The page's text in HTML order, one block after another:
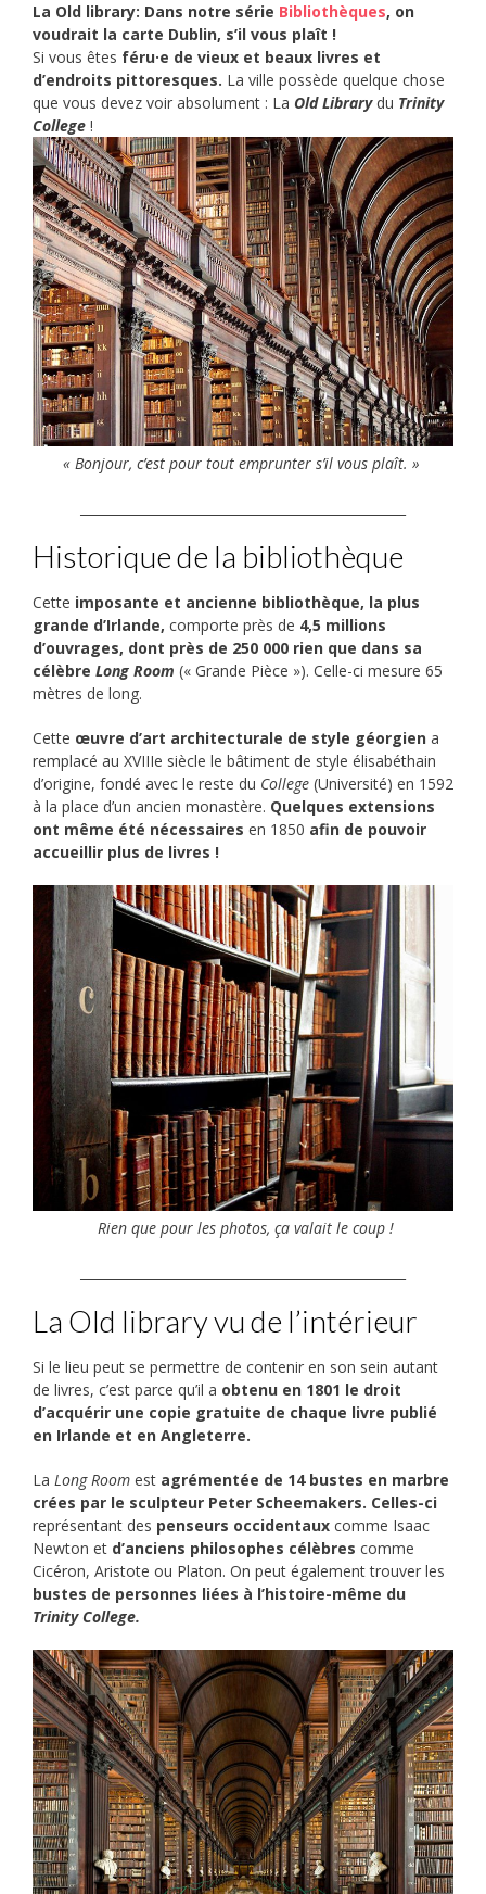
La Old library: Dans notre série Bibliothèques, on
voudrait la carte Dublin, s’il vous plaît !
Si vous êtes féru·e de vieux et beaux livres et
d’endroits pittoresques. La ville possède quelque chose
que vous devez voir absolument : La Old Librarydu Trinity
College !
« Bonjour, c’est pour tout emprunter s’il vous plaît. »
Historique de la bibliothèque
Cette imposante et ancienne bibliothèque, la plus
grande d’Irlande, comporte près de 4,5 millions
d’ouvrages, dont près de 250 000 rien que dans sa
célèbre Long Room (« Grande Pièce »). Celle-ci mesure 65
mètres de long.
Cette œuvre d’art architecturale de style géorgien a
remplacé au XVIIIe siècle le bâtiment de style élisabéthain
d’origine, fondé avec le reste du College (Université) en 1592
à la place d’un ancien monastère. Quelques extensions
ont même été nécessaires en 1850 afin de pouvoir
accueillir plus de livres !
Rien que pour les photos, ça valait le coup !
La Old library vu de l’intérieur
Si le lieu peut se permettre de contenir en son sein autant
de livres, c’est parce qu’il a obtenu en 1801 le droit
d’acquérir une copie gratuite de chaque livre publié
en Irlande et en Angleterre.
La Long Room est agrémentée de 14 bustes en marbre
crées par le sculpteur Peter Scheemakers. Celles-ci
représentant des penseurs occidentaux comme Isaac
Newton et d’anciens philosophes célèbres comme
Cicéron, Aristote ou Platon. On peut également trouver les
bustes de personnes liées à l’histoire-même du
Trinity College.